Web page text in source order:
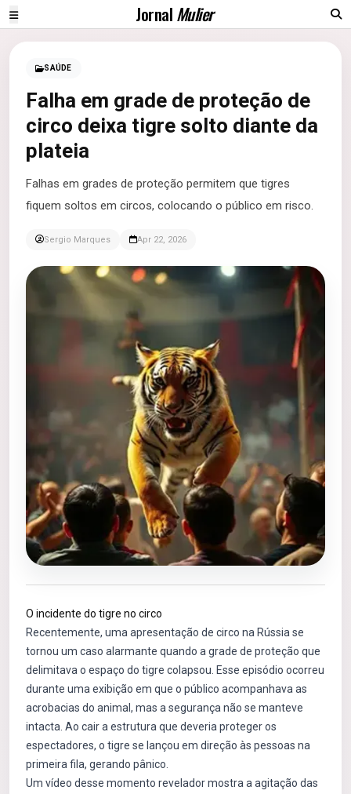
JornalMulier
SAÚDE
Falha em grade de proteção de
circo deixa tigre solto diante da
plateia
Falhas em grades de proteção permitem que tigres
fiquem soltos em circos, colocando o público em risco.
Sergio Marques Apr 22, 2026
O incidente do tigre no circo
Recentemente, uma apresentação de circo na Rússia se
tornou um caso alarmante quando a grade de proteção que
delimitava o espaço do tigre colapsou. Esse episódio ocorreu
durante uma exibição em que o público acompanhava as
acrobacias do animal, mas a segurança não se manteve
intacta. Ao cair a estrutura que deveria proteger os
espectadores, o tigre se lançou em direção às pessoas na
primeira fila, gerando pânico.
Um vídeo desse momento revelador mostra a agitação das